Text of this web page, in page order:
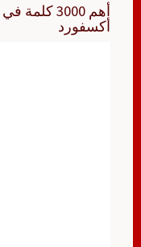
أهم 3000
أكسفورد